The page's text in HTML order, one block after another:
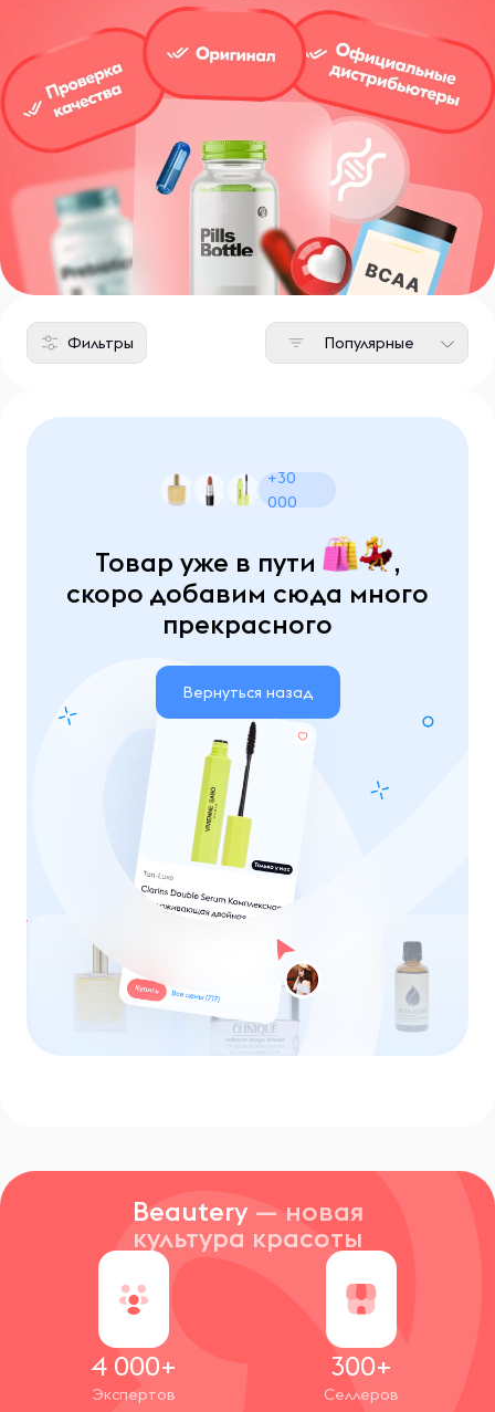
Фильтры Популярные
+30
000
Товар уже в пути
,
скоро добавим сюда много
прекрасного
Вернуться назад
Beautery — новая
культура красоты
4 000+
Экспертов
300+
Селлеров